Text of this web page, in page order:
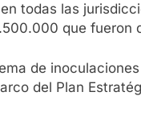
todas las
que fueron
de
del Plan